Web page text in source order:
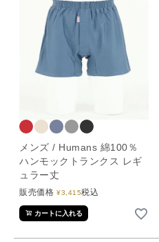
メンズ / Humans 綿100％
ハンモックトランクス レギ
ュラー丈
販売価格 ¥3,415税込
カートに入れる